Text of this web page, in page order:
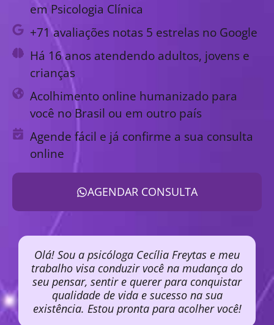
em Psicologia Clínica
+71 avaliações notas 5 estrelas no Google
Há 16 anos atendendo adultos, jovens e
crianças
Acolhimento online humanizado para
você no Brasil ou em outro país
Agende fácil e já confirme a sua consulta
online
AGENDAR CONSULTA
Olá! Sou a psicóloga Cecília Freytas e meu
trabalho visa conduzir você na mudança do
seu pensar, sentir e querer para conquistar
qualidade de vida e sucesso na sua
existência. Estou pronta para acolher você!